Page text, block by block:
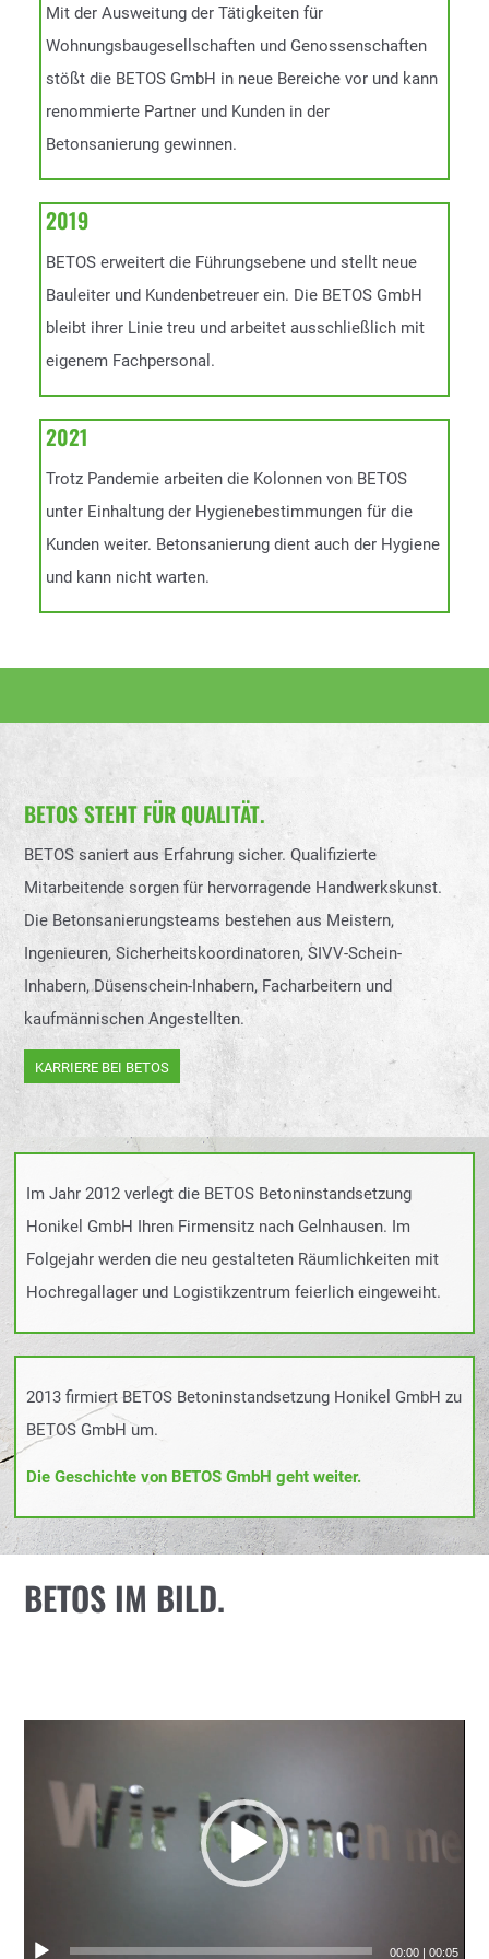
Mit der Ausweitung der Tätigkeiten für
Wohnungsbaugesellschaften und Genossenschaften
stößt die BETOS GmbH in neue Bereiche vor und kann
renommierte Partner und Kunden in der
Betonsanierung gewinnen.
2019
BETOS erweitert die Führungsebene und stellt neue
Bauleiter und Kundenbetreuer ein. Die BETOS GmbH
bleibt ihrer Linie treu und arbeitet ausschließlich mit
eigenem Fachpersonal.
2021
Trotz Pandemie arbeiten die Kolonnen von BETOS
unter Einhaltung der Hygienebestimmungen für die
Kunden weiter. Betonsanierung dient auch der Hygiene
und kann nicht warten.
BETOS STEHT FÜR QUALITÄT.
BETOS saniert aus Erfahrung sicher. Qualifizierte
Mitarbeitende sorgen für hervorragende Handwerkskunst.
Die Betonsanierungsteams bestehen aus Meistern,
Ingenieuren, Sicherheitskoordinatoren, SIVV-Schein-
Inhabern, Düsenschein-Inhabern, Facharbeitern und
kaufmännischen Angestellten.
KARRIERE BEI BETOS
Im Jahr 2012 verlegt die BETOS Betoninstandsetzung
Honikel GmbH Ihren Firmensitz nach Gelnhausen. Im
Folgejahr werden die neu gestalteten Räumlichkeiten mit
Hochregallager und Logistikzentrum feierlich eingeweiht.
2013 firmiert BETOS Betoninstandsetzung Honikel GmbH zu
BETOS GmbH um.
Die Geschichte von BETOS GmbH geht weiter.
BETOS IM BILD.
00:00| 00:05